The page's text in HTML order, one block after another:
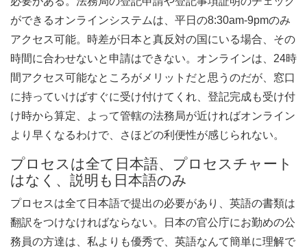
ができるオンラインシステムは、平日の8:30am-9pmのみ
アクセス可能。時差が日本と真反対の国にいる場合、その
時間に合わせないと申請はできない。オンラインは、24時
間アクセス可能なところがメリットだと思うのだが、窓口
に持っていけばすぐに受け付けてくれ、登記完成も受け付
け時から算定、よって管轄の法務局が近ければオンライン
より早くなるわけで、さほどの利便性が感じられない。
プロセスは全て日本語、プロセスチャート
はなく、説明も日本語のみ
プロセスは全て日本語で提出の必要があり、英語の書類は
翻訳をつけなければならない。日本の官公庁にお勤めの公
務員の方達は、私よりも優秀で、英語なんて簡単に理解で